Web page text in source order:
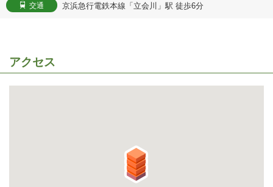
交通 京浜急行電鉄本線「立会川」駅 徒歩6分
アクセス